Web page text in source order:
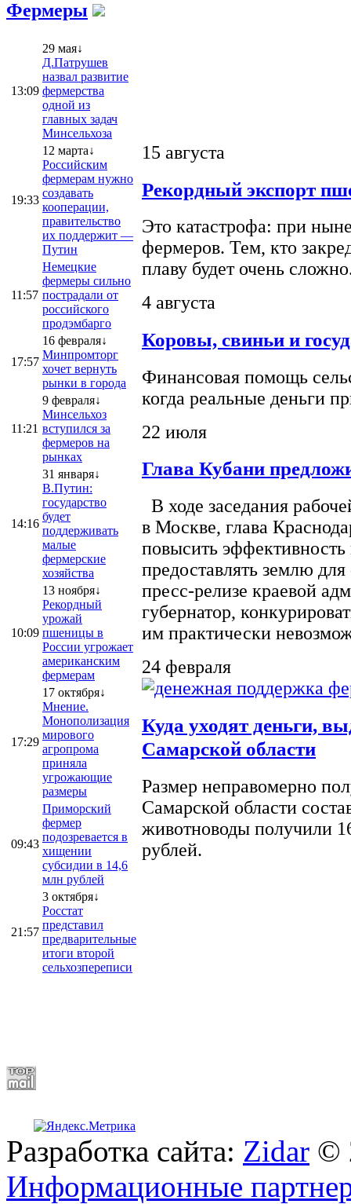
Фермеры
13:09
29 мая↓
Д.Патрушев
назвал развитие
фермерства
одной из
главных задач
Минсельхоза
19:33
12 марта↓
Российским
фермерам нужно
создавать
кооперации,
правительство
их поддержит —
Путин
11:57
Немецкие
фермеры сильно
пострадали от
российского
продэмбарго
17:57
16 февраля↓
Минпромторг
хочет вернуть
рынки в города
11:21
9 февраля↓
Минсельхоз
вступился за
фермеров на
рынках
14:16
31 января↓
В.Путин:
государство
будет
поддерживать
малые
фермерские
хозяйства
10:09
13 ноября↓
Рекордный
урожай
пшеницы в
России угрожает
американским
фермерам
17:29
17 октября↓
Мнение.
Монополизация
мирового
агропрома
приняла
угрожающие
размеры
09:43
Приморский
фермер
подозревается в
хищении
субсидии в 14,6
млн рублей
21:57
3 октября↓
Росстат
представил
предварительные
итоги второй
сельхозпереписи
15 августа
Рекордный экспорт
Это катастрофа: при
фермеров. Тем, кто
плаву будет очень
4 августа
Коровы, свиньи и
Финансовая помощь
когда реальные деньги
22 июля
Глава Кубани
В ходе заседания
в Москве, глава
повысить эффективность
предоставлять землю
пресс-релизе краевой
губернатор,
им практически
24 февраля
Куда уходят деньги,
Самарской области
Размер неправомерно
Самарской области
животноводы получили
рублей.
Разработка сайта: Zidar ©
Информационные